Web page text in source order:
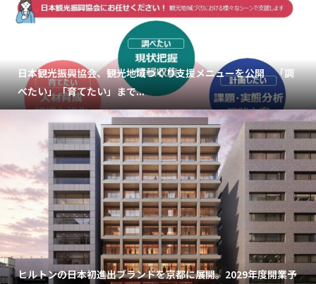
日本観光振興協会、観光地域づくり支援メニューを公開 「調
べたい」「育てたい」まで...
ヒルトンの日本初進出ブランドを京都に展開。2029年度開業予